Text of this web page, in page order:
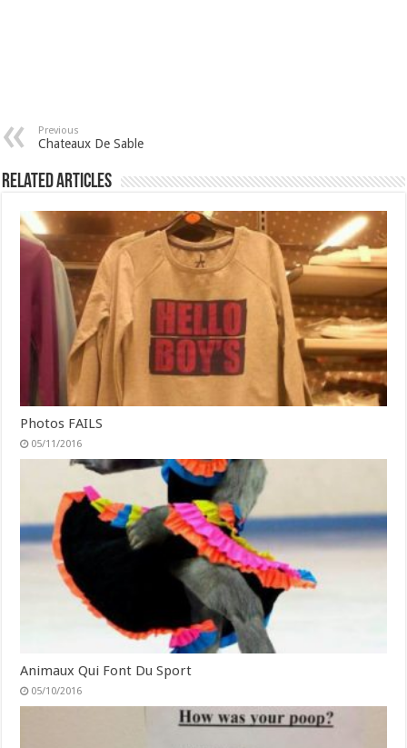
Previous
Chateaux De Sable
Related Articles
Photos FAILS
05/11/2016
Animaux Qui Font Du Sport
05/10/2016